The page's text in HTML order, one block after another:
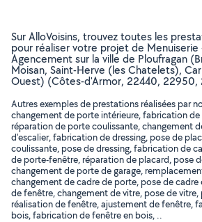
Sur AlloVoisins, trouvez toutes les
pour réaliser votre projet de Menuiserie
Agencement sur la ville de Ploufragan
Moisan, Saint-Herve (les Chatelets),
Ouest) (Côtes-d'Armor, 22440,
Autres exemples de prestations réalisées par
changement de porte intérieure, fabrication
réparation de porte coulissante, changement
d'escalier, fabrication de dressing, pose de
coulissante, pose de dressing, fabrication de
de porte-fenêtre, réparation de placard, pose
changement de porte de garage,
changement de cadre de porte, pose de
de fenêtre, changement de vitre, pose de vitre,
réalisation de fenêtre, ajustement de fenêtre,
bois, fabrication de fenêtre en bois, ..